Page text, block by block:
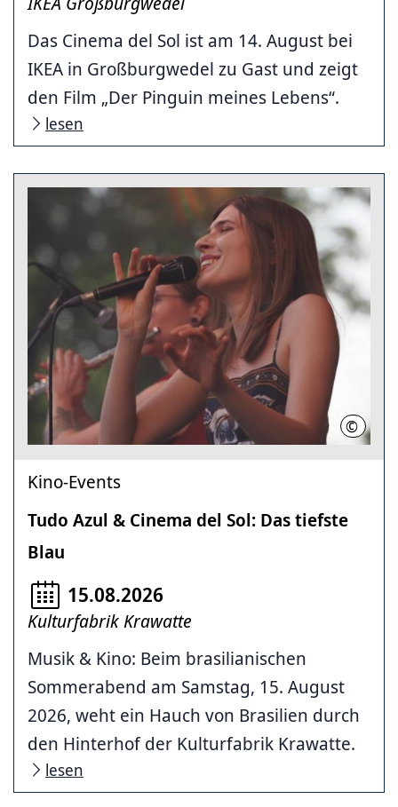
Das Cinema del Sol ist am 14. August bei
IKEA in Großburgwedel zu Gast und zeigt
den Film „Der Pinguin meines Lebens“.
lesen
©
Kino-Events
Tudo Azul & Cinema del Sol: Das tiefste
Blau
15.08.2026
Kulturfabrik Krawatte
Musik & Kino: Beim brasilianischen
Sommerabend am Samstag, 15. August
2026, weht ein Hauch von Brasilien durch
den Hinterhof der Kulturfabrik Krawatte.
lesen